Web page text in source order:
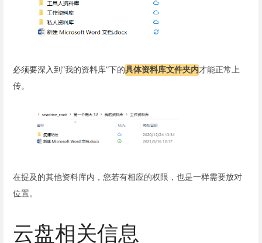
必须要深入到“我的资料库”下的具体资料库文件夹内才能正常上
传。
在提及的其他资料库内，您若有相应的权限，也是一样需要放对
位置。
云盘相关信息